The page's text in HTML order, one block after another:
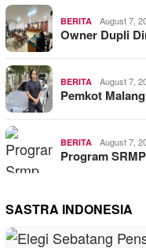
BERITA August 7,
Owner Dupli
BERITA August 7,
Pemkot
BERITA August 7,
Program
SASTRA INDONESIA